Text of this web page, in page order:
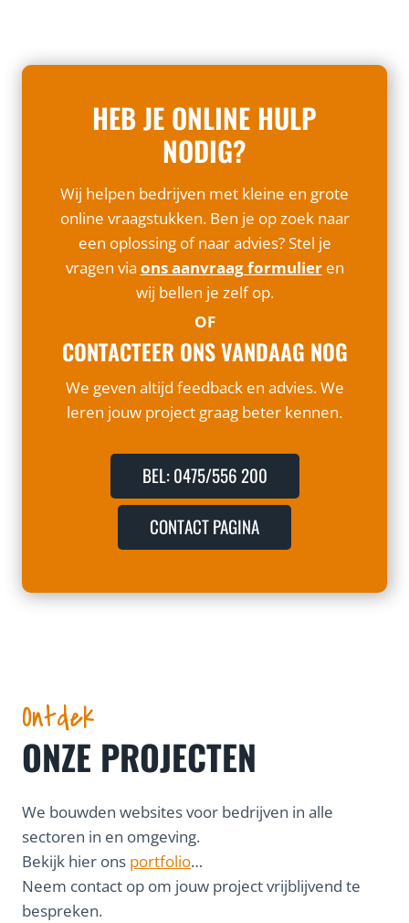
HEB JE ONLINE HULP
NODIG?
Wij helpen bedrijven met kleine en grote
online vraagstukken. Ben je op zoek naar
een oplossing of naar advies? Stel je
vragen via ons aanvraag formulieren
wij bellen je zelf op.
OF
CONTACTEER ONS VANDAAG NOG
We geven altijd feedback en advies. We
leren jouw project graag beter kennen.
BEL: 0475/556 200
CONTACT PAGINA
Ontdek
ONZE PROJECTEN
We bouwden websites voor bedrijven in alle
sectoren in en omgeving.
Bekijk hier ons portfolio…
Neem contact op om jouw project vrijblijvend te
bespreken.